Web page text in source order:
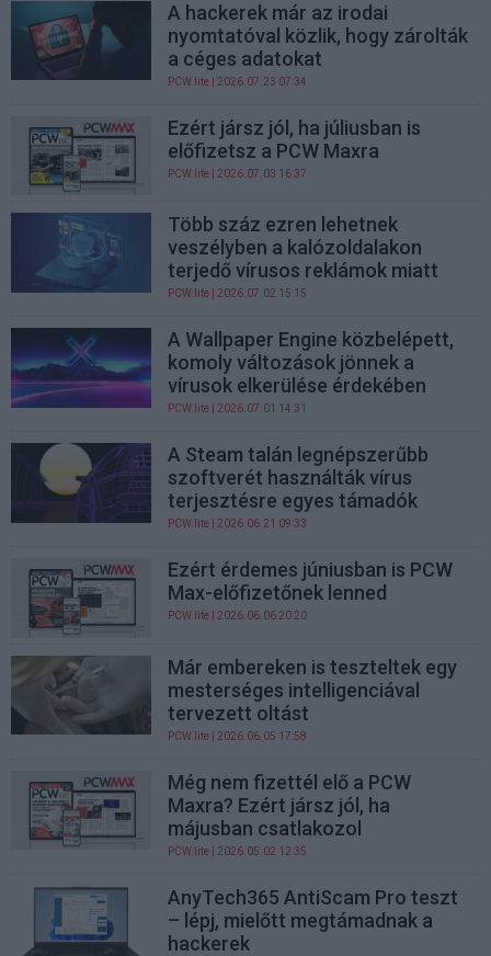
A hackerek már az irodai
nyomtatóval közlik, hogy zárolták
a céges adatokat
PCW.lite | 2026.07.23 07:34
Ezért jársz jól, ha júliusban is
előfizetsz a PCW Maxra
PCW.lite | 2026.07.03 16:37
Több száz ezren lehetnek
veszélyben a kalózoldalakon
terjedő vírusos reklámok miatt
PCW.lite | 2026.07.02 15:15
A Wallpaper Engine közbelépett,
komoly változások jönnek a
vírusok elkerülése érdekében
PCW.lite | 2026.07.01 14:31
A Steam talán legnépszerűbb
szoftverét használták vírus
terjesztésre egyes támadók
PCW.lite | 2026.06.21 09:33
Ezért érdemes júniusban is PCW
Max-előfizetőnek lenned
PCW.lite | 2026.06.06 20:20
Már embereken is teszteltek egy
mesterséges intelligenciával
tervezett oltást
PCW.lite | 2026.06.05 17:58
Még nem fizettél elő a PCW
Maxra? Ezért jársz jól, ha
májusban csatlakozol
PCW.lite | 2026.05.02 12:35
AnyTech365 AntiScam Pro teszt
– lépj, mielőtt megtámadnak a
hackerek